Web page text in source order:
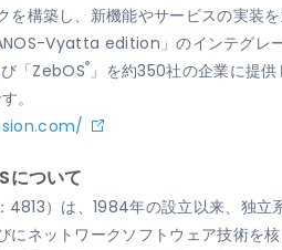
を構築し、新機能やサービスの実装
Vyatta edition」のインテグレ
「ZebOS®」を約350社の企業に提
。
について
4813）は、1984年の設立以来、独
にネットワークソフトウェア技術を